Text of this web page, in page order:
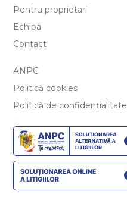
Pentru proprietari
Echipa
Contact
ANPC
Politică cookies
Politică de confidențialitate